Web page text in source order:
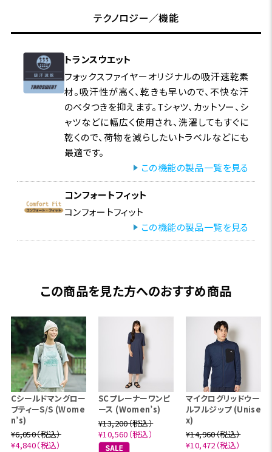
テクノロジー／機能
トランスウエット
フォックスファイヤーオリジナルの吸汗速乾素
材。吸汗性が高く、乾きも早いので、不快な汗
のベタつきを抑えます。Tシャツ、カットソー、シ
ャツなどに幅広く使用され、洗濯してもすぐに
乾くので、荷物を減らしたいトラベルなどにも
最適です。
この機能の製品一覧を見る
コンフォートフィット
コンフォートフィット
この機能の製品一覧を見る
この商品を見た方へのおすすめ商品
Cシールドマングロー
ブティーS/S (Wome
n’s)
¥6,050（税込）
¥4,840（税込）
SCプレーナーワンピ
ース (Women’s)
¥13,200（税込）
¥10,560（税込）
マイクログリッドウー
ルフルジップ (Unise
x)
¥14,960（税込）
¥10,472（税込）